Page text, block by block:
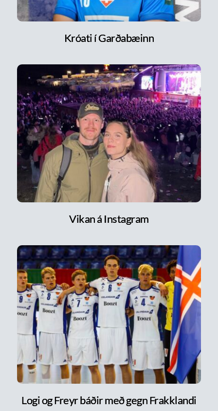
Króati í Garðabæinn
Vikan á Instagram
Logi og Freyr báðir með gegn Frakklandi